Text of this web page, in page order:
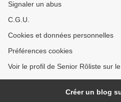
Signaler un abus
C.G.U.
Cookies et données personnelles
Préférences cookies
Voir le profil de Senior Rôliste sur
Créer un blog